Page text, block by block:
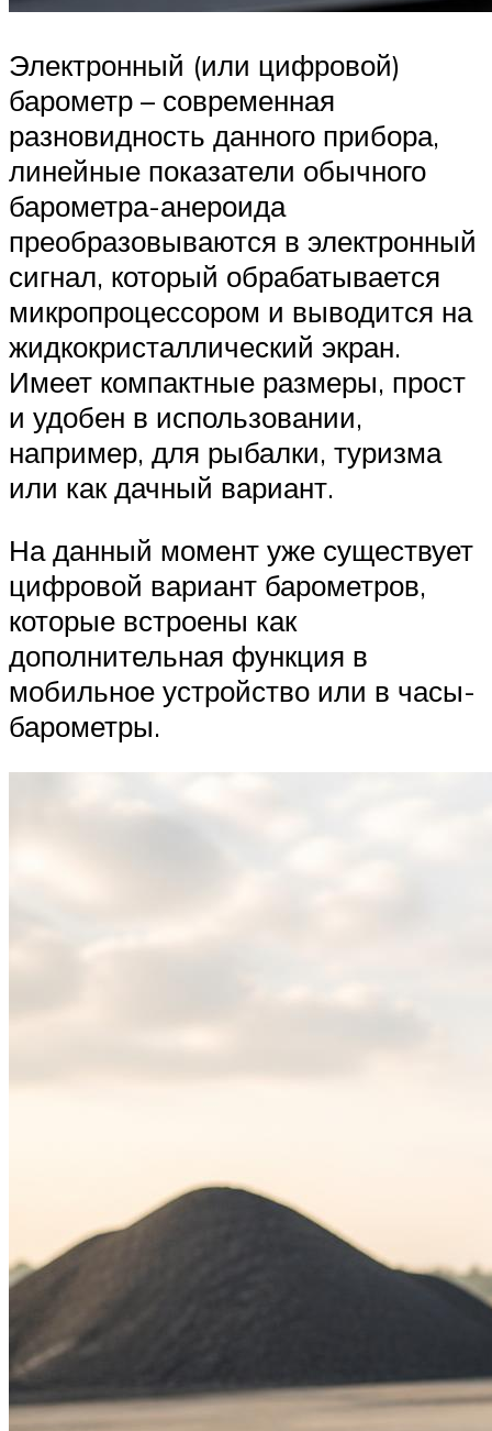
Электронный (или цифровой)
барометр – современная
разновидность данного прибора,
линейные показатели обычного
барометра-анероида
преобразовываются в электронный
сигнал, который обрабатывается
микропроцессором и выводится на
жидкокристаллический экран.
Имеет компактные размеры, прост
и удобен в использовании,
например, для рыбалки, туризма
или как дачный вариант.
На данный момент уже существует
цифровой вариант барометров,
которые встроены как
дополнительная функция в
мобильное устройство или в часы-
барометры.